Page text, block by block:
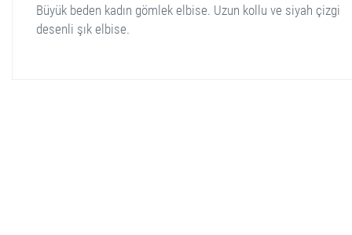
Büyük beden kadın gömlek elbise. Uzun kollu ve siyah çizgi
desenli şık elbise.